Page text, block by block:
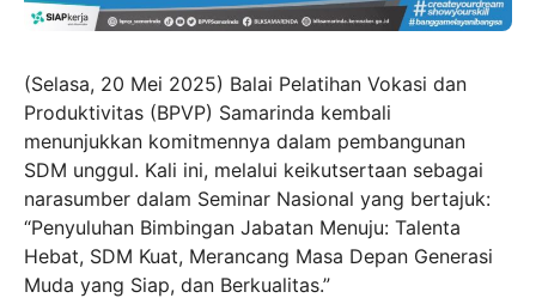
(Selasa, 20 Mei 2025) Balai Pelatihan Vokasi dan
Produktivitas (BPVP) Samarinda kembali
menunjukkan komitmennya dalam pembangunan
SDM unggul. Kali ini, melalui keikutsertaan sebagai
narasumber dalam Seminar Nasional yang bertajuk:
“Penyuluhan Bimbingan Jabatan Menuju: Talenta
Hebat, SDM Kuat, Merancang Masa Depan Generasi
Muda yang Siap, dan Berkualitas.”